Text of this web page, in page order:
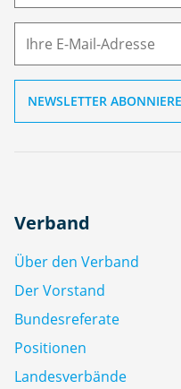
M
Verband
Über den Verband
Der Vorstand
Bundesreferate
Positionen
Landesverbände